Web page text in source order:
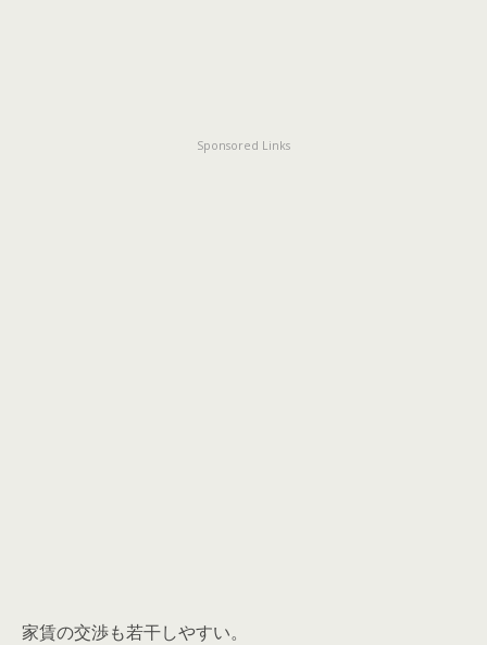
Sponsored Links
家賃の交渉も若干しやすい。